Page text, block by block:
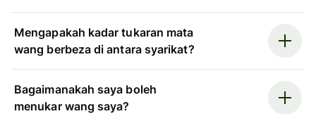
Mengapakah kadar tukaran mata
wang berbeza di antara syarikat?
Bagaimanakah saya boleh
menukar wang saya?